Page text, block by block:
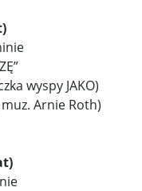
wyspy JAKO)
Arnie Roth)